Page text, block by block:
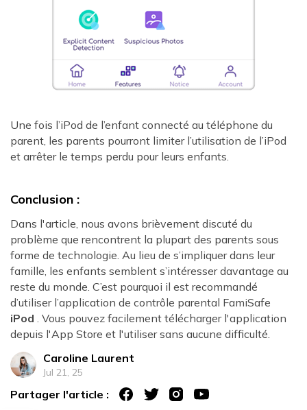
Une fois l’iPod de l’enfant connecté au téléphone du
parent, les parents pourront limiter l’utilisation de l’iPod
et arrêter le temps perdu pour leurs enfants.
Conclusion :
Dans l'article, nous avons brièvement discuté du
problème que rencontrent la plupart des parents sous
forme de technologie. Au lieu de s’impliquer dans leur
famille, les enfants semblent s’intéresser davantage au
reste du monde. C’est pourquoi il est recommandé
d’utiliser l’application de contrôle parental FamiSafe
iPod . Vous pouvez facilement télécharger l'application
depuis l'App Store et l'utiliser sans aucune difficulté.
Caroline Laurent
Jul 21, 25
Partager l'article :